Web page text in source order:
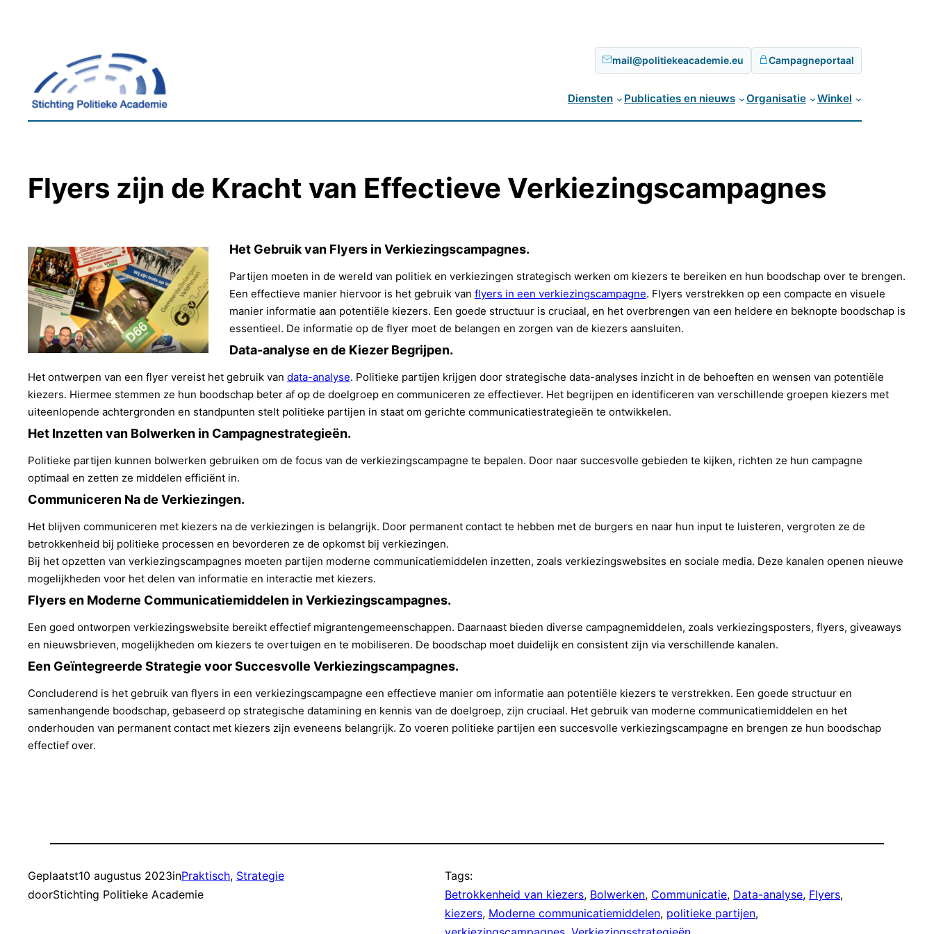
mail@politiekeacademie.eu Campagneportaal
Diensten Publicaties en nieuws Organisatie Winkel
Flyers zijn de Kracht van Effectieve Verkiezingscampagnes
Het Gebruik van Flyers in Verkiezingscampagnes.
Partijen moeten in de wereld van politiek en verkiezingen strategisch werken om kiezers te bereiken en hun boodschap over te brengen.
Een effectieve manier hiervoor is het gebruik van flyers in een verkiezingscampagne. Flyers verstrekken op een compacte en visuele
manier informatie aan potentiële kiezers. Een goede structuur is cruciaal, en het overbrengen van een heldere en beknopte boodschap is
essentieel. De informatie op de flyer moet de belangen en zorgen van de kiezers aansluiten.
Data-analyse en de Kiezer Begrijpen.
Het ontwerpen van een flyer vereist het gebruik van data-analyse. Politieke partijen krijgen door strategische data-analyses inzicht in de behoeften en wensen van potentiële
kiezers. Hiermee stemmen ze hun boodschap beter af op de doelgroep en communiceren ze effectiever. Het begrijpen en identificeren van verschillende groepen kiezers met
uiteenlopende achtergronden en standpunten stelt politieke partijen in staat om gerichte communicatiestrategieën te ontwikkelen.
Het Inzetten van Bolwerken in Campagnestrategieën.
Politieke partijen kunnen bolwerken gebruiken om de focus van de verkiezingscampagne te bepalen. Door naar succesvolle gebieden te kijken, richten ze hun campagne
optimaal en zetten ze middelen efficiënt in.
Communiceren Na de Verkiezingen.
Het blijven communiceren met kiezers na de verkiezingen is belangrijk. Door permanent contact te hebben met de burgers en naar hun input te luisteren, vergroten ze de
betrokkenheid bij politieke processen en bevorderen ze de opkomst bij verkiezingen.
Bij het opzetten van verkiezingscampagnes moeten partijen moderne communicatiemiddelen inzetten, zoals verkiezingswebsites en sociale media. Deze kanalen openen nieuwe
mogelijkheden voor het delen van informatie en interactie met kiezers.
Flyers en Moderne Communicatiemiddelen in Verkiezingscampagnes.
Een goed ontworpen verkiezingswebsite bereikt effectief migrantengemeenschappen. Daarnaast bieden diverse campagnemiddelen, zoals verkiezingsposters, flyers, giveaways
en nieuwsbrieven, mogelijkheden om kiezers te overtuigen en te mobiliseren. De boodschap moet duidelijk en consistent zijn via verschillende kanalen.
Een Geïntegreerde Strategie voor Succesvolle Verkiezingscampagnes.
Concluderend is het gebruik van flyers in een verkiezingscampagne een effectieve manier om informatie aan potentiële kiezers te verstrekken. Een goede structuur en
samenhangende boodschap, gebaseerd op strategische datamining en kennis van de doelgroep, zijn cruciaal. Het gebruik van moderne communicatiemiddelen en het
onderhouden van permanent contact met kiezers zijn eveneens belangrijk. Zo voeren politieke partijen een succesvolle verkiezingscampagne en brengen ze hun boodschap
effectief over.
Geplaatst10 augustus 2023inPraktisch, Strategie
doorStichting Politieke Academie
Tags:
Betrokkenheid van kiezers, Bolwerken, Communicatie, Data-analyse, Flyers
kiezers, Moderne communicatiemiddelen, politieke partijen